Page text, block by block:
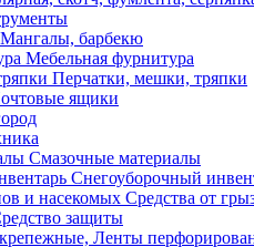
Мангалы, барбекю
Мебельная фурнитура
Перчатки, мешки, тряпки
ящики
Смазочные материалы
Снегоуборочный
Средства от
защиты